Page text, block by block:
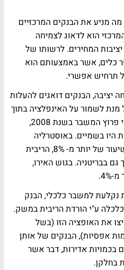
מה מניע את הבנקים המרכזיים
הוא לדאוג לצמיחה
המחירים. לרשותו של
כלים, אשר באמצעותם הוא
תרחיש אפשרי.
יציבה, הבנקים דואגים להעלות
מנת לשמור על האינפלציה בתוך
תחומי היעד השנתיים. לפני פרוץ המשבר בשנת 2008,
היו בשמיים. באוסטרליה
וניו-זילנד, הריבית עמדה בשיעור של יותר מ- 8%, הריבית
הייתה מעל 5%, וכך גם בבריטניה. בגוש האירו,
נקלעת למשבר כלכלי, הבנק
ע"י הורדת הריבית במשק.
את האופציה הזו (בשל
אפסיות), הבנקים של אותן
בכמויות אדירות, דבר אשר
בחלקן.